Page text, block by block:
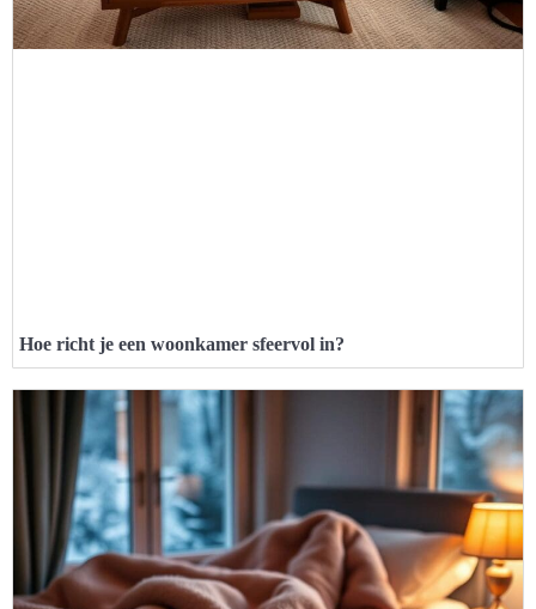
Hoe richt je een woonkamer sfeervol in?